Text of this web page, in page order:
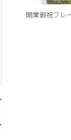
リングピ
開業御祝フレ